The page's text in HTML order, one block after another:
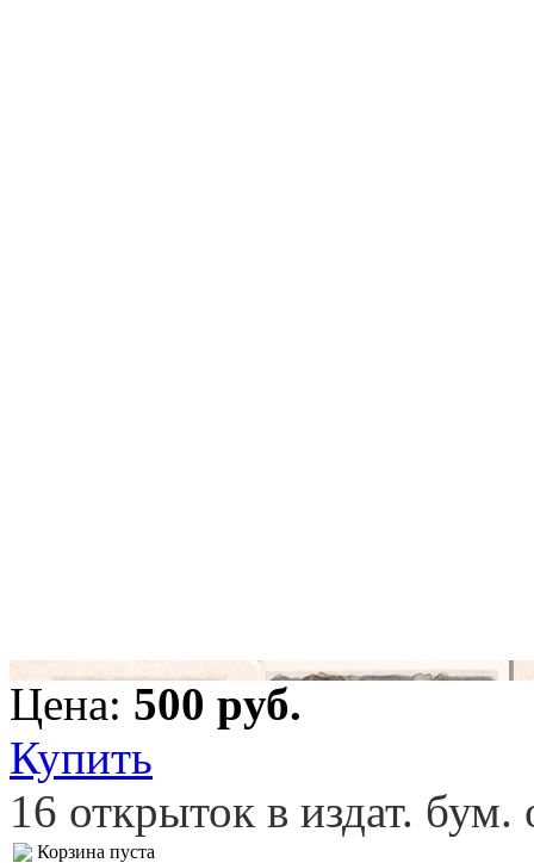
Цена: 500 pуб.
Купить
16 открыток в издат. бум.
Корзина пуста